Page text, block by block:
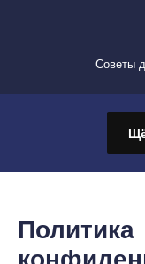
Советы
Политика